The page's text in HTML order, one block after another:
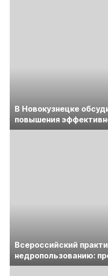
В Новокузнецке
повышения
предприятий
Всероссийский
недропользованию:
лицензирования,